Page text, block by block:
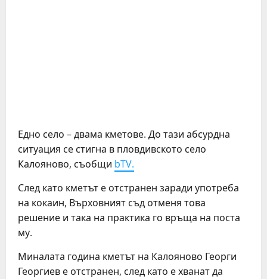
Едно село – двама кметове. До тази абсурдна
ситуация се стигна в пловдивското село
Калояново, съобщи bTV.
След като кметът е отстранен заради употреба
на кокаин, Върховният съд отменя това
решение и така на практика го връща на поста
му.
Миналата година кметът на Калояново Георги
Георгиев е отстранен, след като е хванат да